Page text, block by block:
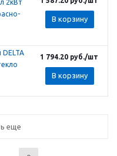
2кВт
В корзину
DELTA
1 794.20руб./шт
В корзину
еще